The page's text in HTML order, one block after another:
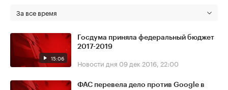
За все время
15:06
Госдума приняла федеральный бюджет
2017-2019
Новости дня 09 дек 2016, 22:00
ФАС перевела дело против Google в